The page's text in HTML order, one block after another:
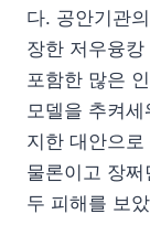
다. 공안기관
장한 저우융
포함한 많은
모델을 추켜
지한 대안으
물론이고 장
두 피해를 보